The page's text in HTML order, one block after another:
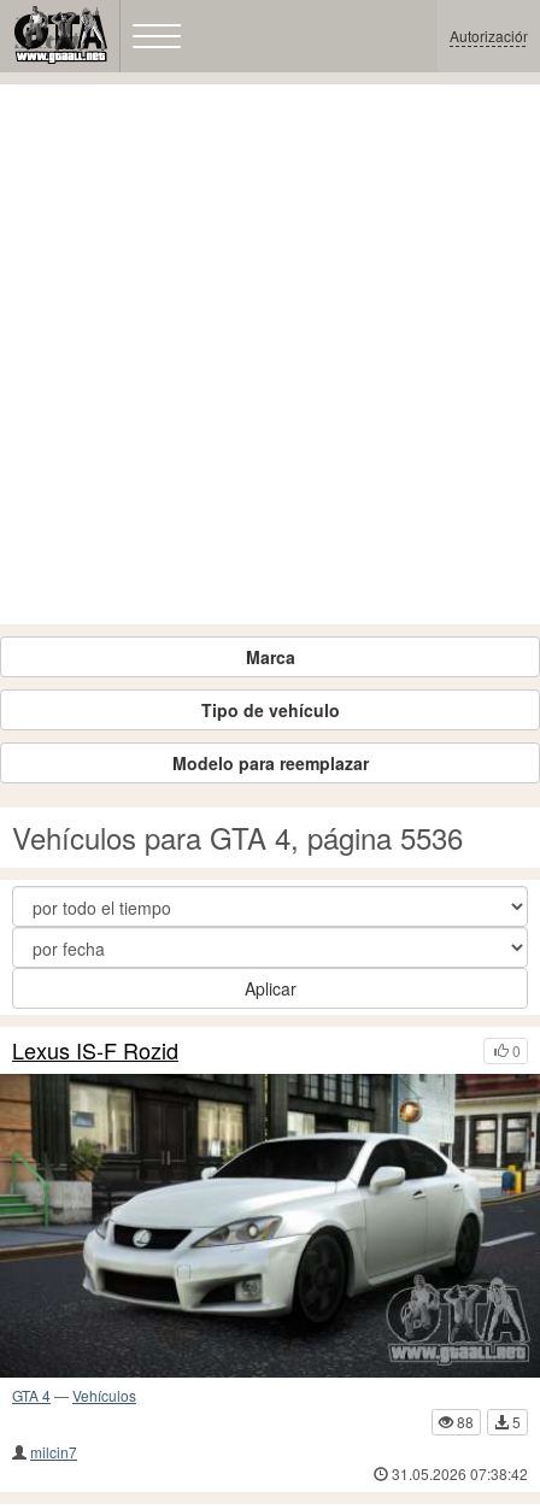
Autorización
Marca
Tipo de vehículo
Modelo para reemplazar
Vehículos para GTA 4, página 5536
Aplicar
0
Lexus IS-F Rozid
GTA 4—Vehículos
88
5
milcin7
31.05.2026 07:38:42